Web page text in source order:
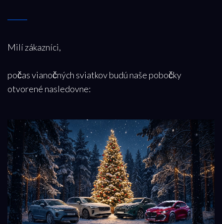
Milí zákazníci,
počas vianočných sviatkov budú naše pobočky
otvorené nasledovne: